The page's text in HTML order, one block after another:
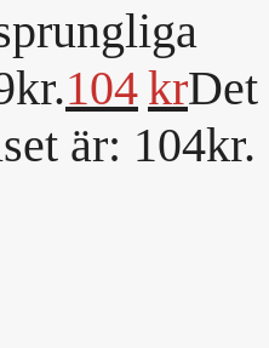
104krDet
är: 104kr.